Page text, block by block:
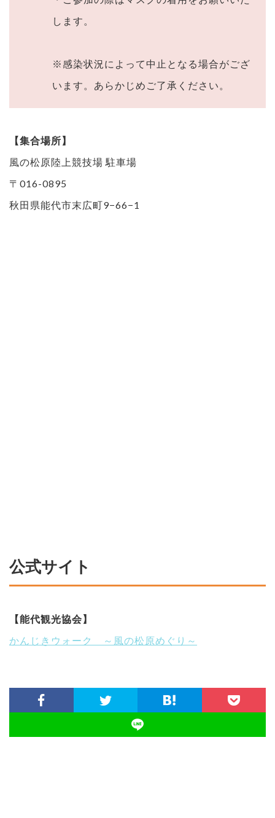
します。
※感染状況によって中止となる場合がござ
います。あらかじめご了承ください。
【集合場所】
風の松原陸上競技場 駐車場
〒016-0895
秋田県能代市末広町9−66−1
公式サイト
【能代観光協会】
かんじきウォーク ～風の松原めぐり～